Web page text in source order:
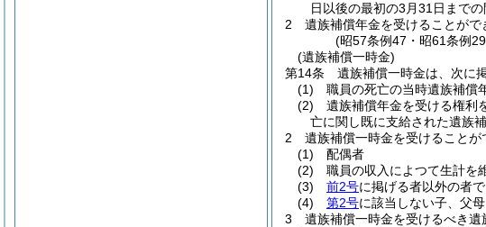
日以後の最初の3月31日まで
2
遺族補償年金を受けることがで
(昭57条例47・昭61条例
(遺族補償一時金)
第14条
遺族補償一時金は、次に
(1)
職員の死亡の当時遺族補償
(2)
遺族補償年金を受ける権利
亡に関し既に支給された遺族
2
遺族補償一時金を受けること
(1)
配偶者
(2)
職員の収入によつて生計を
(3)
前2号に掲げる者以外の者
(4)
第2号に該当しない子、父
3
遺族補償一時金を受けるべき遺